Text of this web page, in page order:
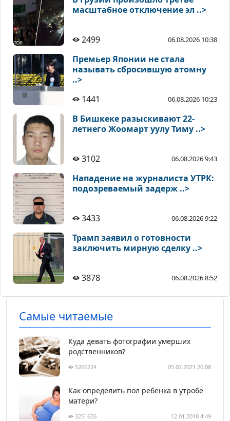
масштабное отключение эл ..>
2499 06.08.2026 10:38
Премьер Японии не стала
называть сбросившую атомну
..>
1441
06.08.2026 10:23
В Бишкеке разыскивают 22-
летнего Жоомарт уулу Тиму ..>
3102 06.08.2026 9:43
Нападение на журналиста УТРК:
подозреваемый задерж ..>
3433 06.08.2026 9:22
Трамп заявил о готовности
заключить мирную сделку ..>
3878 06.08.2026 8:52
Самые читаемые
Куда девать фотографии умерших
родственников?
5266224 05.02.2021 20:08
Как определить пол ребенка в утробе
матери?
3251626 12.01.2018 4:49